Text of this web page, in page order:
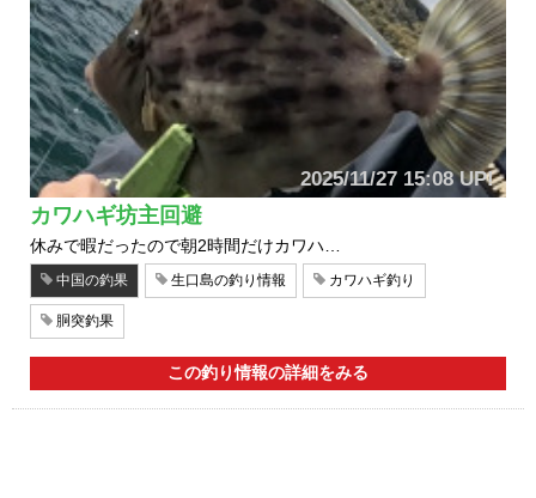
2025/11/27 15:08 UP!
カワハギ坊主回避
休みで暇だったので朝2時間だけカワハ…
中国の釣果 生口島の釣り情報 カワハギ釣り
胴突釣果
この釣り情報の詳細をみる